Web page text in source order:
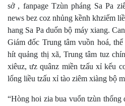
sở , fanpage Tzùn pháng Sa Pa
news bez coz nhủng kềnh khziếm
hang Sa Pa duốn bộ máy xiang.
Giám đốc Trung tâm vuồn hoá,
hít quảng thị xã, Trung tâm tuz
xiêuz, ưz quânz miền tzấu xỉ kếu
lổng liều tzấu xỉ tào ziêm xiàng bộ
“Hòng hoi zia bua vuổn tzùn thống